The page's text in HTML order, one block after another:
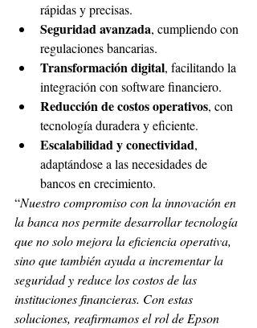
rápidas y precisas.
Seguridad avanzada, cumpliendo con
regulaciones bancarias.
Transformación digital, facilitando la
integración con software financiero.
Reducción de costos operativos, con
tecnología duradera y eficiente.
Escalabilidad y conectividad,
adaptándose a las necesidades de
bancos en crecimiento.
“Nuestro compromiso con la innovación en
la banca nos permite desarrollar tecnología
que no solo mejora la eficiencia operativa,
sino que también ayuda a incrementar la
seguridad y reduce los costos de las
instituciones financieras. Con estas
soluciones, reafirmamos el rol de Epson